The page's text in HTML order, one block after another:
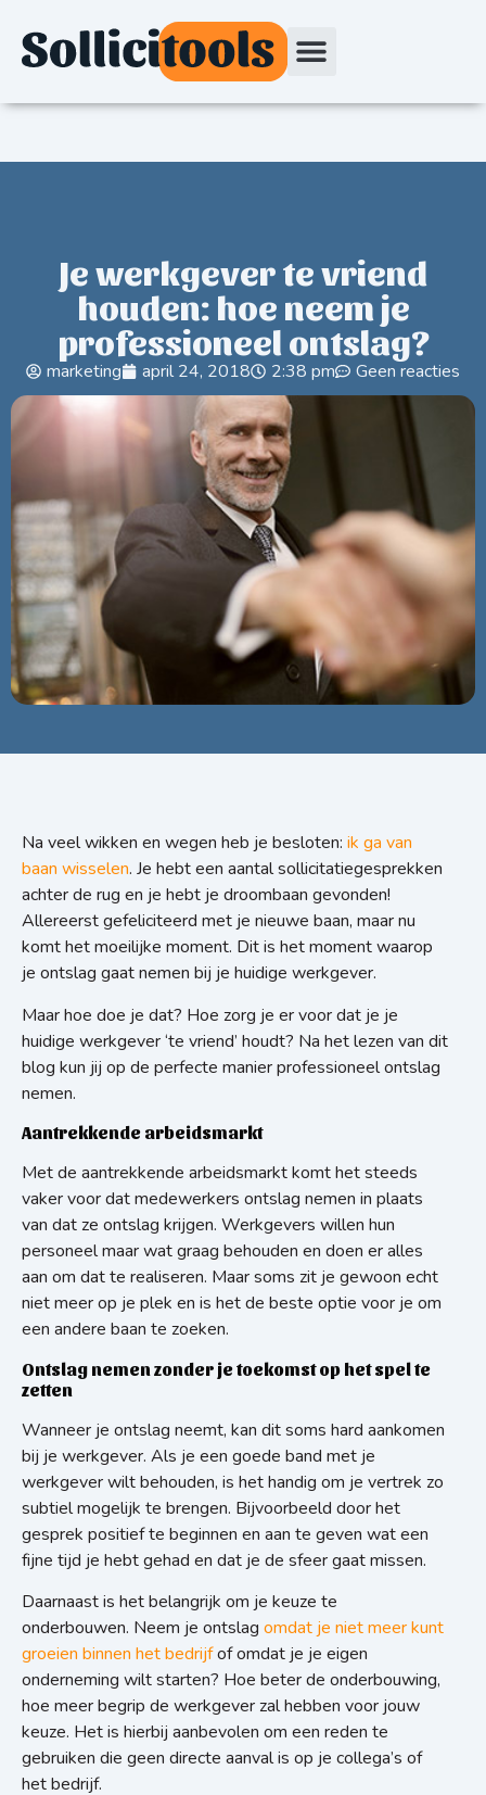
Je werkgever te vriend
houden: hoe neem je
professioneel ontslag?
marketing april 24, 2018 2:38 pm Geen reacties
Na veel wikken en wegen heb je besloten: ik ga van
baan wisselen. Je hebt een aantal sollicitatiegesprekken
achter de rug en je hebt je droombaan gevonden!
Allereerst gefeliciteerd met je nieuwe baan, maar nu
komt het moeilijke moment. Dit is het moment waarop
je ontslag gaat nemen bij je huidige werkgever.
Maar hoe doe je dat? Hoe zorg je er voor dat je je
huidige werkgever ‘te vriend’ houdt? Na het lezen van dit
blog kun jij op de perfecte manier professioneel ontslag
nemen.
Aantrekkende arbeidsmarkt
Met de aantrekkende arbeidsmarkt komt het steeds
vaker voor dat medewerkers ontslag nemen in plaats
van dat ze ontslag krijgen. Werkgevers willen hun
personeel maar wat graag behouden en doen er alles
aan om dat te realiseren. Maar soms zit je gewoon echt
niet meer op je plek en is het de beste optie voor je om
een andere baan te zoeken.
Ontslag nemen zonder je toekomst op het spel te
zetten
Wanneer je ontslag neemt, kan dit soms hard aankomen
bij je werkgever. Als je een goede band met je
werkgever wilt behouden, is het handig om je vertrek zo
subtiel mogelijk te brengen. Bijvoorbeeld door het
gesprek positief te beginnen en aan te geven wat een
fijne tijd je hebt gehad en dat je de sfeer gaat missen.
Daarnaast is het belangrijk om je keuze te
onderbouwen. Neem je ontslag omdat je niet meer kunt
groeien binnen het bedrijfof omdat je je eigen
onderneming wilt starten? Hoe beter de onderbouwing,
hoe meer begrip de werkgever zal hebben voor jouw
keuze. Het is hierbij aanbevolen om een reden te
gebruiken die geen directe aanval is op je collega’s of
het bedrijf.